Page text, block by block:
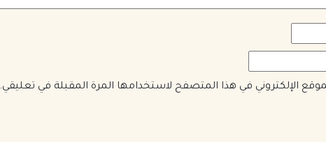
الإلكتروني في هذا المتصفح لاستخدامها المرة المقبلة في تعليقي.